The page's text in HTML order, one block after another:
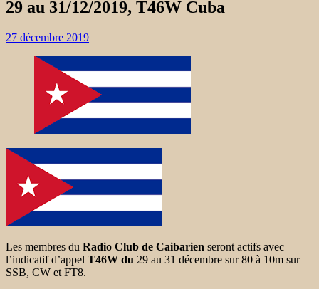
29 au 31/12/2019, T46W Cuba
27 décembre 2019
Les membres du Radio Club de Caibarien seront actifs avec
l’indicatif d’appel T46W du 29 au 31 décembre sur 80 à 10m sur
SSB, CW et FT8.